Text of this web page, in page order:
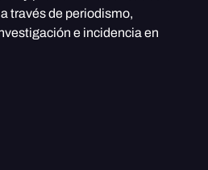
través de periodismo,
e incidencia en